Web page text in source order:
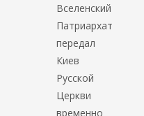
Вселенский
Патриархат
передал
Киев
Русской
Церкви
временно